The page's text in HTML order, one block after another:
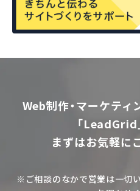
Web制作・マーケテ
「LeadGrid
まずはお気軽に
※ご相談のなかで営業は一切